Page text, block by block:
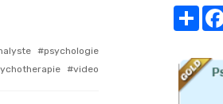
psychologie
video